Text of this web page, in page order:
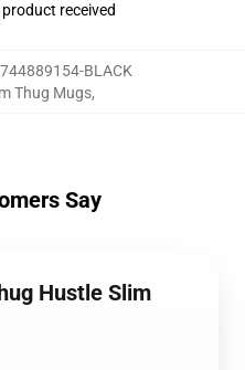
received
BLACK
Thug Mugs,
Say
Hustle Slim